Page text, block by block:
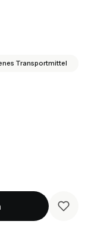
Transportmittel